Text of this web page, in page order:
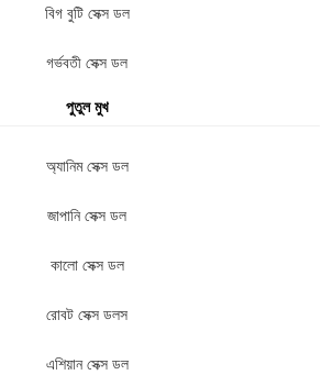
বিগ বুটি সেক্স ডল
গর্ভবতী সেক্স ডল
পুতুল মুখ
অ্যানিম সেক্স ডল
জাপানি সেক্স ডল
কালো সেক্স ডল
রোবট সেক্স ডলস
এশিয়ান সেক্স ডল